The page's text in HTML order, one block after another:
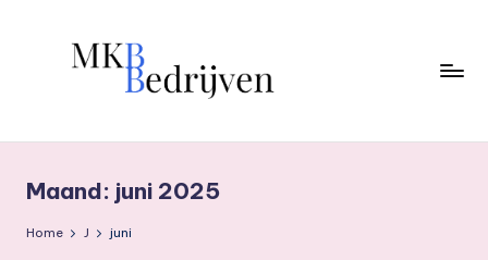
Maand: juni 2025
Home J juni